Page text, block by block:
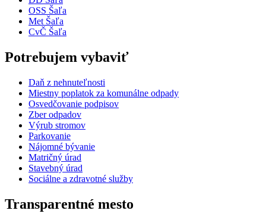
OSS Šaľa
Met Šaľa
CvČ Šaľa
Potrebujem vybaviť
Daň z nehnuteľnosti
Miestny poplatok za komunálne odpady
Osvedčovanie podpisov
Zber odpadov
Výrub stromov
Parkovanie
Nájomné bývanie
Matričný úrad
Stavebný úrad
Sociálne a zdravotné služby
Transparentné mesto